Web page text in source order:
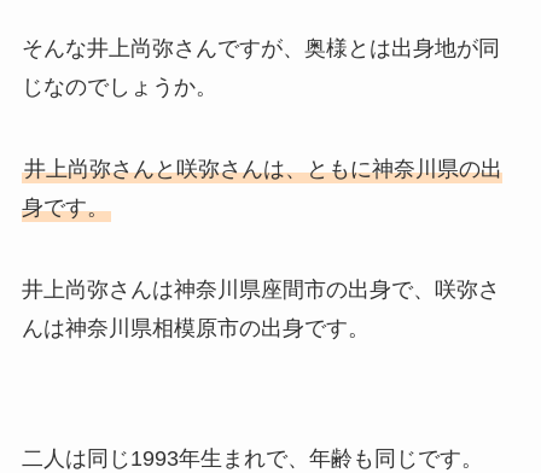
そんな井上尚弥さんですが、奥様とは出身地が同
じなのでしょうか。
井上尚弥さんと咲弥さんは、ともに神奈川県の出
身です。
井上尚弥さんは神奈川県座間市の出身で、咲弥さ
んは神奈川県相模原市の出身です。
二人は同じ1993年生まれで、年齢も同じです。